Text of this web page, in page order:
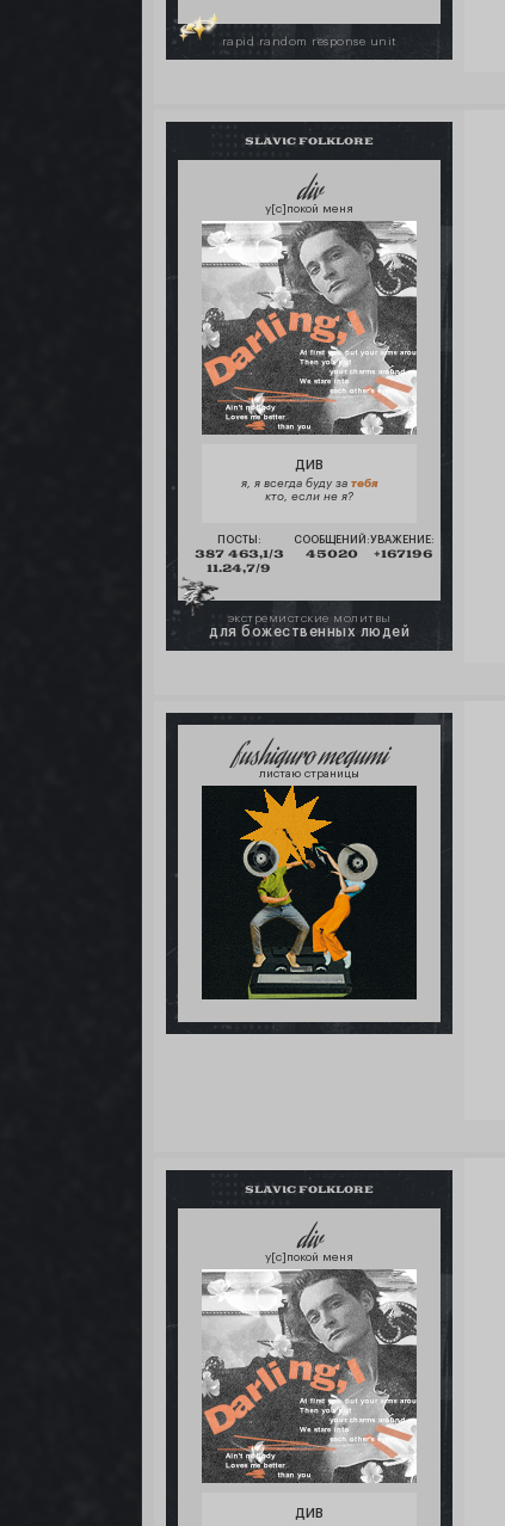
rapid random response unit
SLAVIC FOLKLORE
div
у[с]покой меня
ДИВ
я, я всегда буду за тебя
кто, если не я?
ПОСТЫ:
387 463,1/3
11.24,7/9
СООБЩЕНИЙ:
45020
УВАЖЕНИЕ:
+167196
экстремистские молитвы
для божественных людей
fushiguro megumi
листаю страницы
SLAVIC FOLKLORE
div
у[с]покой меня
ДИВ